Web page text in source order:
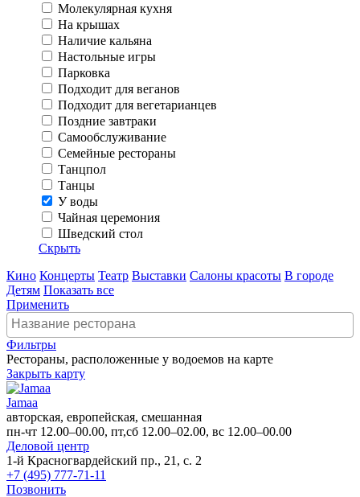
Молекулярная кухня
На крышах
Наличие кальяна
Настольные игры
Парковка
Подходит для веганов
Подходит для вегетарианцев
Поздние завтраки
Самообслуживание
Семейные рестораны
Танцпол
Танцы
У воды
Чайная церемония
Шведский стол
Скрыть
Кино Концерты Театр Выставки Салоны красоты В городе
Детям Показать все
Применить
Фильтры
Рестораны, расположенные у водоемов на карте
Закрыть карту
Jamaa
авторская, европейская, смешанная
пн-чт 12.00–00.00, пт,сб 12.00–02.00, вс 12.00–00.00
Деловой центр
1-й Красногвардейский пр., 21, с. 2
+7 (495) 777-71-11
Позвонить